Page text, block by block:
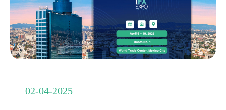
02-04-2025